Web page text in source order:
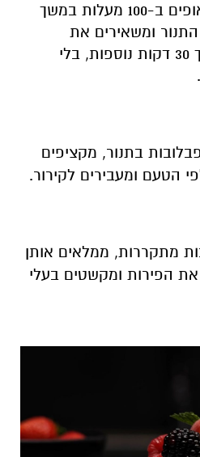
מרופדת בנייר אפייה. אופים ב-100 מעלות במשך
ומשאירים את
הפבלובות בפנים למשך 30 דקות נוספות, בלי
בתנור, מקציפים
הטעם ומעבירים לקירור.
מתקררות, ממלאים אותן
הפירות ומקשטים בעלי